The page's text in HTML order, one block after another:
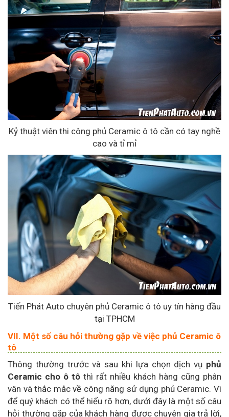
Kỷ thuật viên thi công phủ Ceramic ô tô cần có tay nghề
cao và tỉ mỉ
Tiến Phát Auto chuyên phủ Ceramic ô tô uy tín hàng đầu
tại TPHCM
VII. Một số câu hỏi thường gặp về việc phủ Ceramic ô
tô
Thông thường trước và sau khi lựa chọn dịch vụ phủ
Ceramic cho ô tô thì rất nhiều khách hàng cũng phân
vân và thắc mắc về công năng sử dụng phủ Ceramic. Vì
để quý khách có thể hiểu rõ hơn, dưới đây là một số câu
hỏi thường gặp của khách hàng được chuyên gia trả lời,